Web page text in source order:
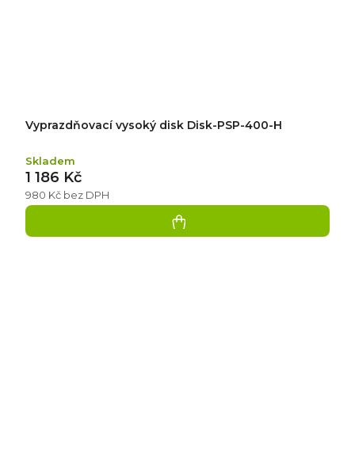
Vyprazdňovací vysoký disk Disk-PSP-400-H
Skladem
980 Kč bez DPH
1 186 Kč